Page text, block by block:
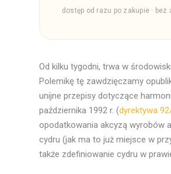
dostęp od razu po zakupie · bez
Od kilku tygodni, trwa w
Polemikę tę zawdzięczamy
unijne przepisy dotyczące
października 1992 r. (dyrektywa
opodatkowania akcyzą wyrobów
cydru (jak ma to już miejsce w
także zdefiniowanie cydru w